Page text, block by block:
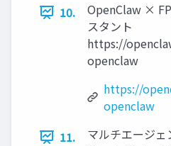
10.
OpenClaw ×
スタント
https://
openclaw
https://
openclaw
11.
マルチエージ